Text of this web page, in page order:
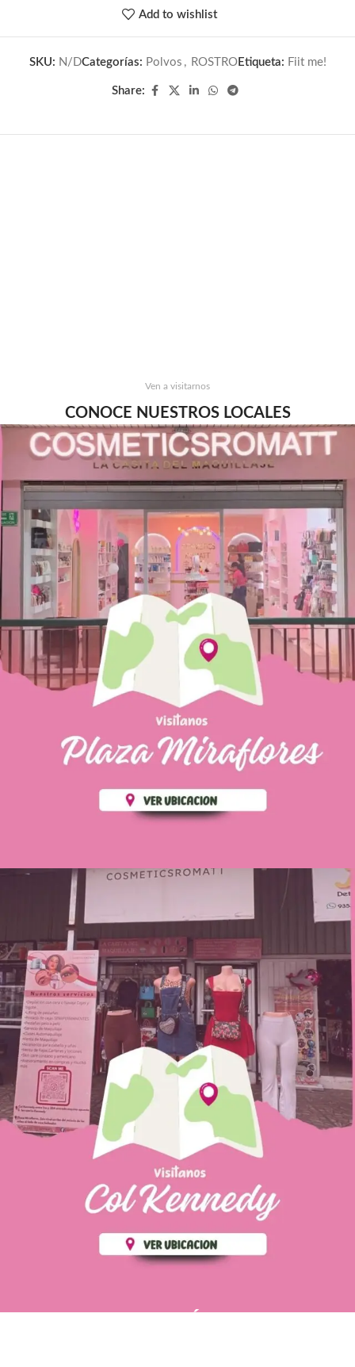
Add to wishlist
SKU: N/DCategorías: Polvos , ROSTROEtiqueta: Fiit me!
Share:
Ven a visitarnos
CONOCE NUESTROS LOCALES